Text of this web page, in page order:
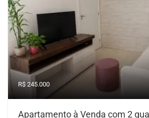
R$ 245.000
Apartamento à Venda com 2